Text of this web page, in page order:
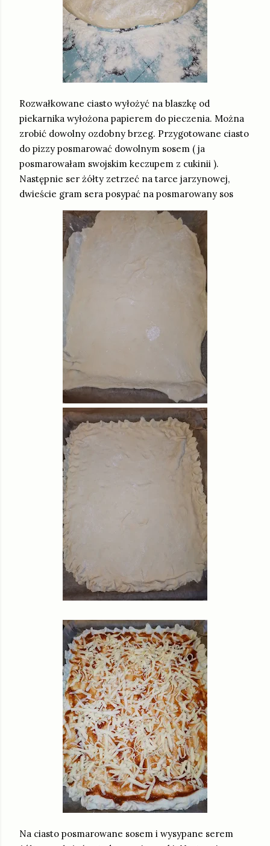
Rozwałkowane ciasto wyłożyć na blaszkę od
piekarnika wyłożona papierem do pieczenia. Można
zrobić dowolny ozdobny brzeg. Przygotowane ciasto
do pizzy posmarować dowolnym sosem ( ja
posmarowałam swojskim keczupem z cukinii ).
Następnie ser żółty zetrzeć na tarce jarzynowej,
dwieście gram sera posypać na posmarowany sos
Na ciasto posmarowane sosem i wysypane serem